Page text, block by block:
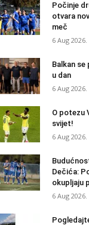
Počinje
otvara
meč
6 Aug 2026.
Balkan se
u dan
6 Aug 2026.
O potezu
svijet!
6 Aug 2026.
Dečića:
okupljaju
6 Aug 2026.